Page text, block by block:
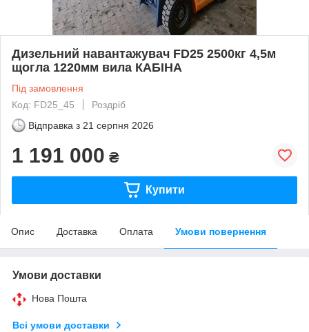
Дизельний навантажувач FD25 2500кг 4,5м
щогла 1220мм вила КАБІНА
Під замовлення
Код: FD25_45
Роздріб
Відправка з 21 серпня 2026
1 191 000 ₴
Купити
Опис Доставка Оплата Умови повернення
Умови доставки
Нова Пошта
Всі умови доставки